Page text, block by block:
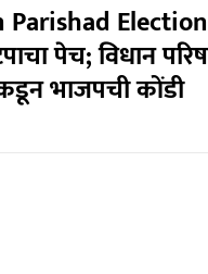
पेच; विधान
भाजपची कोंडी